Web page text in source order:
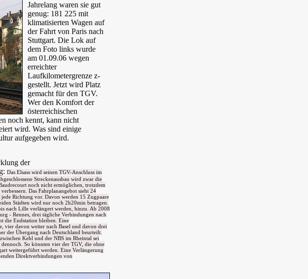
Jahrelang waren sie gut
genug: 181 225 mit
klimatisierten Wagen auf
der Fahrt von Paris nach
Stuttgart. Die Lok auf
dem Foto links wurde
am 01.09.06 wegen
erreichter
Laufkilometergrenze z-
gestellt. Jetzt wird Platz
gemacht für den TGV.
Wer den Komfort der
österreichischen
noch kennt, kann nicht
wird. Was sind einige
aufgegeben wird.
der
Das Elsass wird seinen TGV-Anschluss im
Streckenausbau wird zwar die
noch nicht ermöglichen, trotzdem
Das Fahrplanangebot sieht 24
Richtung vor. Davon werden 15 Zugpaare
Städten wird nur noch 2h20min betragen.
nach Lille verlängert werden, hinzu. Ab 2008
- Rennes, drei tägliche Verbindungen nach
die Endstation bleiben. Eine
vier davon weiter nach Basel und davon drei
der Übergang nach Deutschland beurteilt.
Kehl und der NBS im Rheintal sei
So könnten vier der TGV, die ohne
weitergeführt werden. Eine Verlängerung
Direktverbindungen von